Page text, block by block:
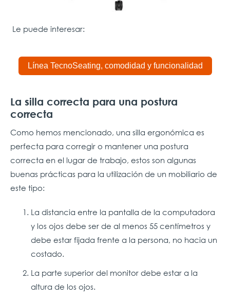
Le puede interesar:
Línea TecnoSeating, comodidad y funcionalidad
La silla correcta para una postura
correcta
Como hemos mencionado, una silla ergonómica es
perfecta para corregir o mantener una postura
correcta en el lugar de trabajo, estos son algunas
buenas prácticas para la utilización de un mobiliario de
este tipo:
La distancia entre la pantalla de la computadora
y los ojos debe ser de al menos 55 centímetros y
debe estar fijada frente a la persona, no hacia un
costado.
La parte superior del monitor debe estar a la
altura de los ojos.